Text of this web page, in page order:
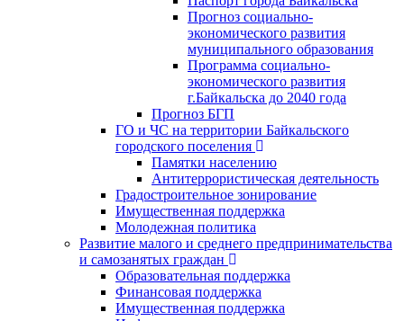
Прогноз социально-
экономического развития
муниципального образования
Программа социально-
экономического развития
г.Байкальска до 2040 года
Прогноз БГП
ГО и ЧС на территории Байкальского
городского поселения
Памятки населению
Антитеррористическая деятельность
Градостроительное зонирование
Имущественная поддержка
Молодежная политика
Развитие малого и среднего предпринимательства
и самозанятых граждан
Образовательная поддержка
Финансовая поддержка
Имущественная поддержка